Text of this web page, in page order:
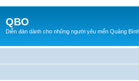
QBO
Diễn đàn dành cho những người yêu mến Quảng Bình